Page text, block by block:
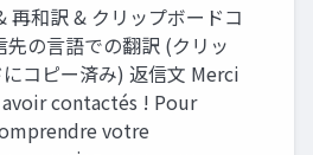
和訳 & クリップボードコ
先の言語での翻訳 (クリッ
コピー済み) 返信文 Merci
contactés ! Pour
votre